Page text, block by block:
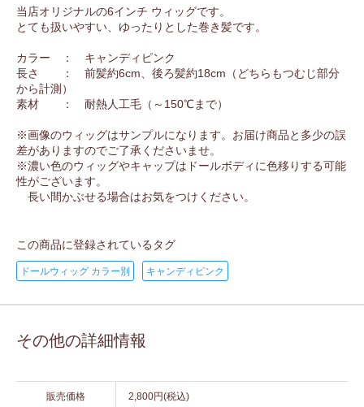
当店オリジナルの6インチ ウィッグです。
とても扱いやすい、ゆったりとした巻き髪です。
カラー ： キャンディピンク
長さ ： 前髪約6cm、後ろ髪約18cm（どちらもつむじ部分
から計測）
素材 ： 耐熱人工毛（～150℃まで）
※画像のウィッグはサンプルになります。お届け商品と多少の誤
差がありますのでご了承くださいませ。
※濃い色のウィッグやキャップはドールボディに色移りする可能
性がございます。
長い間かぶせる場合はお気をつけください。
この商品に登録されているタグ
ドールウィッグ カラー別 キャンディピンク
その他の詳細情報
販売価格 2,800円(税込)